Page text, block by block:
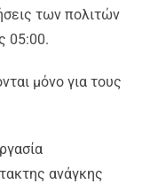
των πολιτών
05:00.
μόνο για τους
ανάγκης